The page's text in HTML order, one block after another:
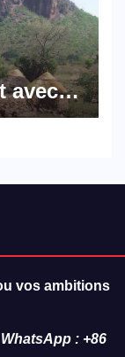
avec
vos ambitions
: +86